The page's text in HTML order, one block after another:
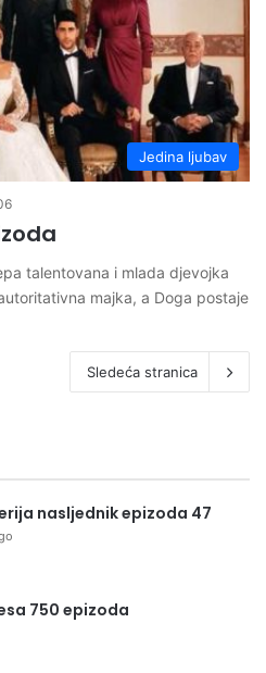
Jedina ljubav
talentovana i mlada djevojka
majka, a Doga postaje
Sledeća stranica
nasljednik epizoda 47
750 epizoda